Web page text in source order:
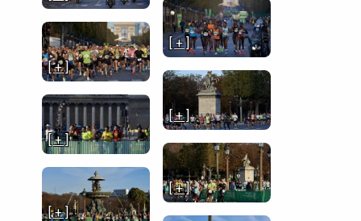
[ + ]
[ + ]
[ + ]
[ + ]
[ + ]
[ + ]